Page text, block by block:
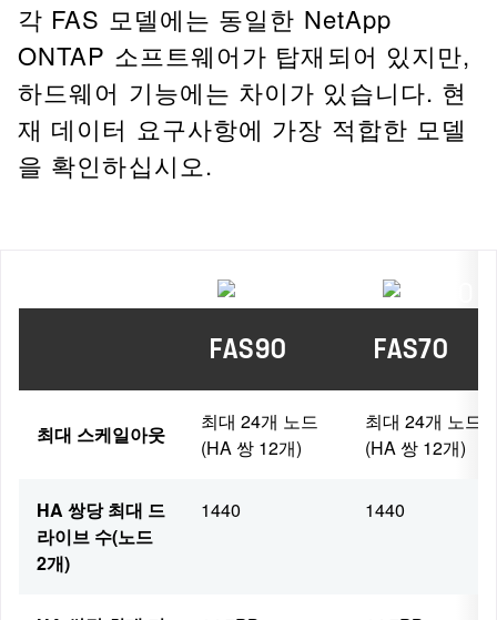
각 FAS 모델에는 동일한 NetApp
ONTAP 소프트웨어가 탑재되어 있지만,
하드웨어 기능에는 차이가 있습니다. 현
재 데이터 요구사항에 가장 적합한 모델
을 확인하십시오.
FAS90 FAS70
최대 스케일아웃
최대 24개 노드
(HA 쌍 12개)
최대 24개 노드
(HA 쌍 12개)
HA 쌍당 최대 드
라이브 수(노드
2개)
1440 1440